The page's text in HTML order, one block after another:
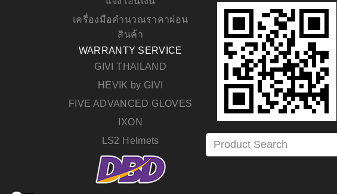
เครื่องมือคำนวณราคาผ่อน
สินค้า
WARRANTY SERVICE
GIVI THAILAND
HEVIK by GIVI
FIVE ADVANCED GLOVES
IXON
LS2 Helmets